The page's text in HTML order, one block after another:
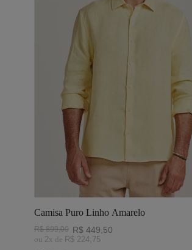
Camisa Puro Linho Amarelo
R$ 899,00 R$ 449 50
ou 2x de R$ 224 75